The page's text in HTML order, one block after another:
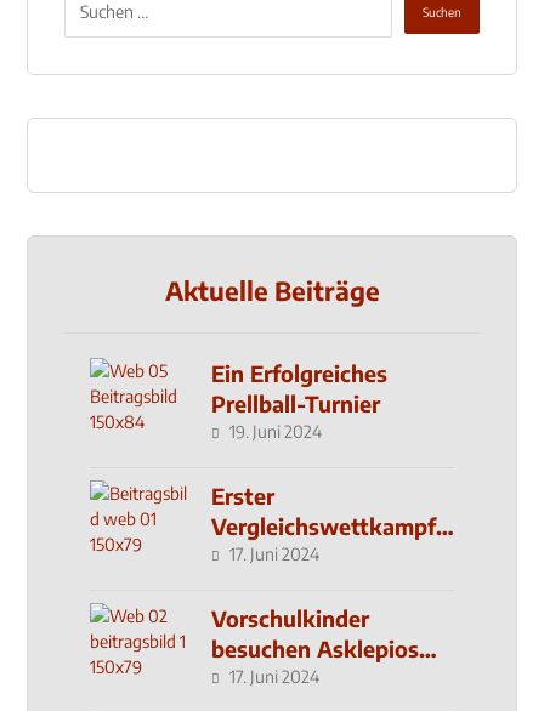
Aktuelle Beiträge
Ein Erfolgreiches
Prellball-Turnier
19. Juni 2024
Erster
Vergleichswettkampf
seit 2019
17. Juni 2024
Vorschulkinder
besuchen Asklepios
Klinik
17. Juni 2024